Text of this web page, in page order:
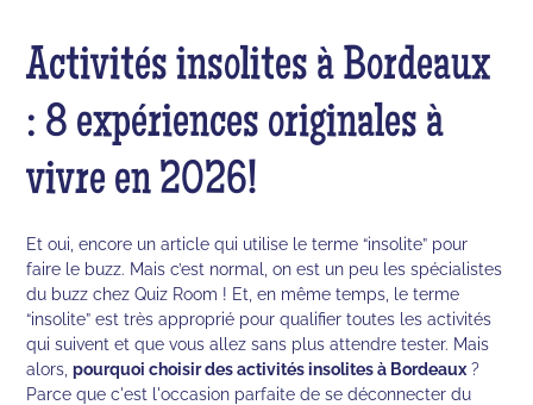
Activités insolites à Bordeaux
: 8 expériences originales à
vivre en 2026!
Et oui, encore un article qui utilise le terme “insolite” pour
faire le buzz. Mais c’est normal, on est un peu les spécialistes
du buzz chez Quiz Room ! Et, en même temps, le terme
“insolite” est très approprié pour qualifier toutes les activités
qui suivent et que vous allez sans plus attendre tester. Mais
alors,pourquoi choisir des activités insolites à Bordeaux ?
Parce que c'est l'occasion parfaite de se déconnecter du